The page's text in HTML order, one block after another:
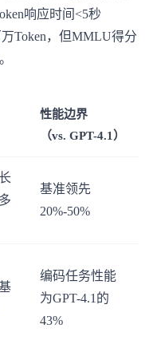
响应时间<5秒
Token，但MMLU得分
性能边界
（vs. GPT-4.1）
基准领先
20%-50%
编码任务性能
为GPT-4.1的
43%